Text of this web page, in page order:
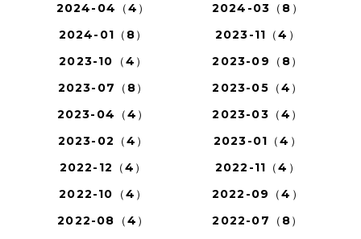
2024-04（4）
2024-03（8）
2024-01（8）
2023-11（4）
2023-10（4）
2023-09（8）
2023-07（8）
2023-05（4）
2023-04（4）
2023-03（4）
2023-02（4）
2023-01（4）
2022-12（4）
2022-11（4）
2022-10（4）
2022-09（4）
2022-08（4）
2022-07（8）